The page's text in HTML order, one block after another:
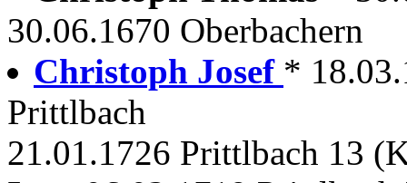
30.06.1670 Oberbachern
Christoph Josef *
Prittlbach
21.01.1726 Prittlbach 13